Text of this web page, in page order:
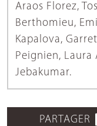
Araos Florez,
Berthomieu,
Kapalova,
Peignien, Laura
Jebakumar.
PARTAGER